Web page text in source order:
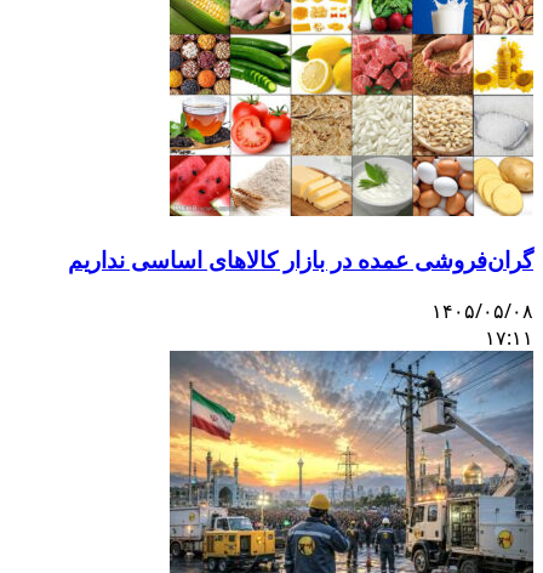
گران‌فروشی عمده در بازار کالاهای اساسی نداریم
۱۴۰۵/۰۵/۰۸
۱۷:۱۱